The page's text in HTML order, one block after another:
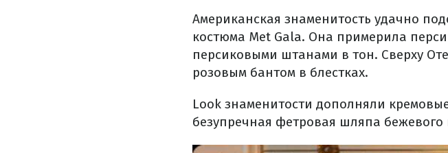
Американская знаменитость удачно
костюма Met Gala. Она примерила
персиковыми штанами в тон. Сверху
розовым бантом в блестках.
Look знаменитости дополняли
безупречная фетровая шляпа бежевого